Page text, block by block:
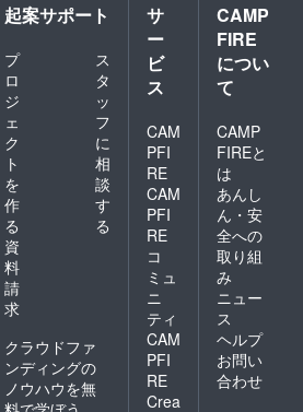
起案サポート
プ
ロ
ジ
ェ
ク
ト
を
作
る
ス
タ
ッ
フ
に
相
談
す
る
資
料
請
求
クラウドファ
ンディングの
ノウハウを無
サ
ー
ビ
ス
CAM
PFI
RE
CAM
PFI
RE
コ
ミュ
ニ
ティ
CAM
PFI
RE
Crea
CAMP
FIRE
につい
て
CAMP
FIREと
は
あんし
ん・安
全への
取り組
み
ニュー
ス
ヘルプ
お問い
合わせ